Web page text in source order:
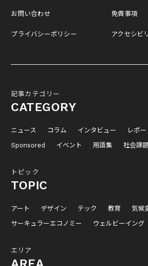
お問い合わせ
プライバシーポリシー
免責事項
アクセシビ
記事カテゴリー
CATEGORY
ニュース コラム インタビュー レポー
Sponsored
イベント 用語集 社会課
トピック
TOPIC
アート デザイン テック 教育
気候
サーキュラーエコノミー
ウェルビーイング
エリア